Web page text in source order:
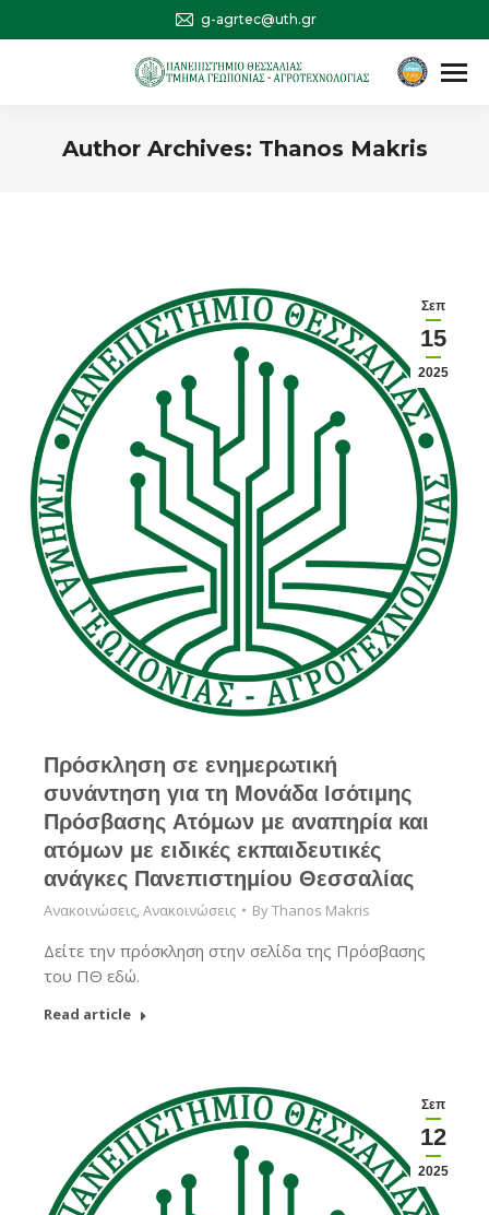
g-agrtec@uth.gr
Author Archives: Thanos Makris
Σεπ
15
2025
Πρόσκληση σε ενημερωτική
συνάντηση για τη Μονάδα Ισότιμης
Πρόσβασης Ατόμων με αναπηρία και
ατόμων με ειδικές εκπαιδευτικές
ανάγκες Πανεπιστημίου Θεσσαλίας
Ανακοινώσεις,Ανακοινώσεις ByThanos Makris
Δείτε την πρόσκληση στην σελίδα της Πρόσβασης
του ΠΘ εδώ.
Read article
Σεπ
12
2025